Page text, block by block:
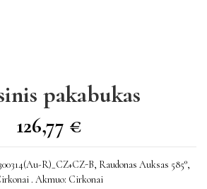
pakabukas
126,77 €
R)_CZ+CZ-B, Raudonas Auksas 585°,
. Akmuo: Cirkonai